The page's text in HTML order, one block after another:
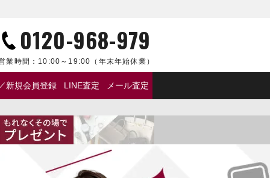
0120-968-979
業時間： 10:00～19:00 （年末年始休業）
新規会員登録 LINE査定 メール査定